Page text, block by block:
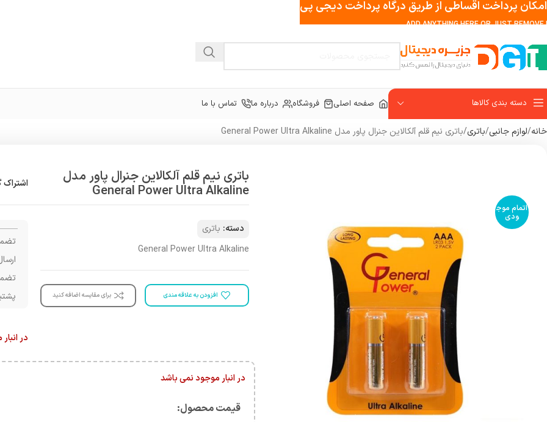
ADD ANYTHING HERE OR JUST REMOVE
دسته بندی کالاها صفحه اصلی فروشگاه درباره ما تماس با ما
خانه لوازم جانبی باتری باتری نیم قلم آلکالاین جنرال پاور مدل General Power Ultra Alkaline
اتمام موج
ودی
باتری نیم قلم آلکالاین جنرال پاور مدل
General Power Ultra Alkaline
اشتراک
دسته: باتری
General Power Ultra Alkaline
افزودن به علاقه مندی برای مقایسه اضافه کنید
در
در انبار موجود نمی باشد
قیمت محصول:​
امکان پرداخت اقساطی از طریق درگاه پرداخت دیجی پی